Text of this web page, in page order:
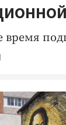
время